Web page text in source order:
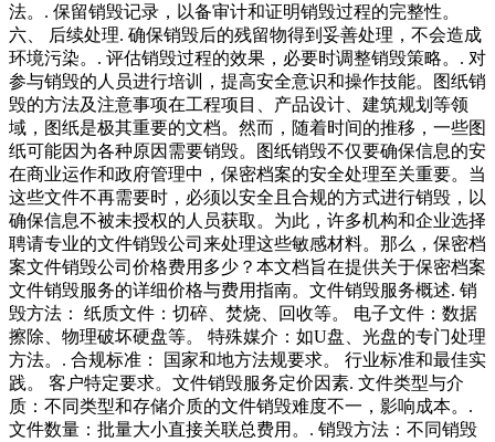
法。. 保留销毁记录，以备审计和证明销毁过程的完整性。
六、 后续处理. 确保销毁后的残留物得到妥善处理，不会造成
环境污染。. 评估销毁过程的效果，必要时调整销毁策略。. 对
参与销毁的人员进行培训，提高安全意识和操作技能。图纸销
毁的方法及注意事项在工程项目、产品设计、建筑规划等领
域，图纸是极其重要的文档。然而，随着时间的推移，一些图
纸可能因为各种原因需要销毁。图纸销毁不仅要确保信息的安
在商业运作和政府管理中，保密档案的安全处理至关重要。当
这些文件不再需要时，必须以安全且合规的方式进行销毁，以
确保信息不被未授权的人员获取。为此，许多机构和企业选择
聘请专业的文件销毁公司来处理这些敏感材料。那么，保密档
案文件销毁公司价格费用多少？本文档旨在提供关于保密档案
文件销毁服务的详细价格与费用指南。文件销毁服务概述. 销
毁方法： 纸质文件：切碎、焚烧、回收等。 电子文件：数据
擦除、物理破坏硬盘等。 特殊媒介：如U盘、光盘的专门处理
方法。. 合规标准： 国家和地方法规要求。 行业标准和最佳实
践。 客户特定要求。文件销毁服务定价因素. 文件类型与介
质：不同类型和存储介质的文件销毁难度不一，影响成本。.
文件数量：批量大小直接关联总费用。. 销毁方法：不同销毁